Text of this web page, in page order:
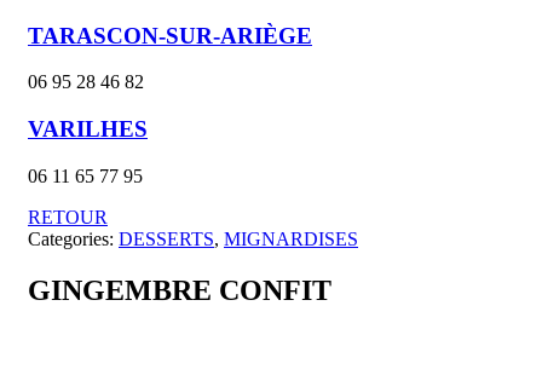
TARASCON-SUR-ARIÈGE
06 95 28 46 82
VARILHES
06 11 65 77 95
RETOUR
Categories: DESSERTS, MIGNARDISES
GINGEMBRE CONFIT